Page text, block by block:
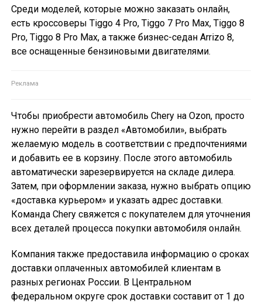
Среди моделей, которые можно заказать онлайн,
есть кроссоверы Tiggo 4 Pro, Tiggo 7 Pro Max, Tiggo 8
Pro, Tiggo 8 Pro Max, а также бизнес-седан Arrizo 8,
все оснащенные бензиновыми двигателями.
Чтобы приобрести автомобиль Chery на Ozon, просто
нужно перейти в раздел «Автомобили», выбрать
желаемую модель в соответствии с предпочтениями
и добавить ее в корзину. После этого автомобиль
автоматически зарезервируется на складе дилера.
Затем, при оформлении заказа, нужно выбрать опцию
«доставка курьером» и указать адрес доставки.
Команда Chery свяжется с покупателем для уточнения
всех деталей процесса покупки автомобиля онлайн.
Компания также предоставила информацию о сроках
доставки оплаченных автомобилей клиентам в
разных регионах России. В Центральном
федеральном округе срок доставки составит от 1 до